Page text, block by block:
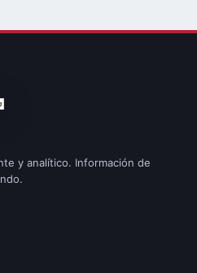
y analítico. Información de